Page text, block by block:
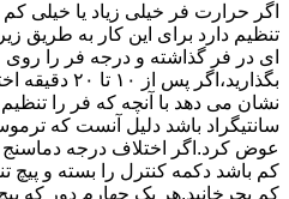
اگر حرارت فر خیلی زیاد یا خیلی
تنظیم دارد برای این کار به طریق
بگذارید،اگر
سانتیگراد باشد دلیل آنست که
عوض کرد.اگر اختلاف درجه دماسنج
کم باشد دکمه کنترل را بسته و پیچ